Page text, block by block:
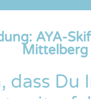
AYA-
Mittelberg
dass Du